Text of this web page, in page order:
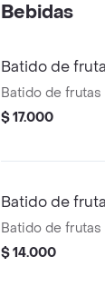
Bebidas
Batido de
Batido de frutas
$ 17.000
Batido de
Batido de frutas
$ 14.000